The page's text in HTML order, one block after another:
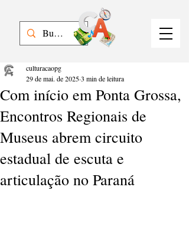
Com início em Ponta Grossa,
Encontros Regionais de
Museus abrem circuito
estadual de escuta e
articulação no Paraná
culturacaopg
29 de mai. de 20253 min de leitura